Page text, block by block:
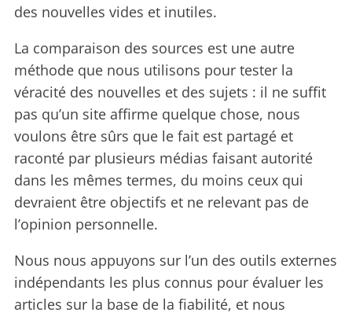
des nouvelles vides et inutiles.
La comparaison des sources est une autre
méthode que nous utilisons pour tester la
véracité des nouvelles et des sujets : il ne suffit
pas qu’un site affirme quelque chose, nous
voulons être sûrs que le fait est partagé et
raconté par plusieurs médias faisant autorité
dans les mêmes termes, du moins ceux qui
devraient être objectifs et ne relevant pas de
l’opinion personnelle.
Nous nous appuyons sur l’un des outils externes
indépendants les plus connus pour évaluer les
articles sur la base de la fiabilité, et nous